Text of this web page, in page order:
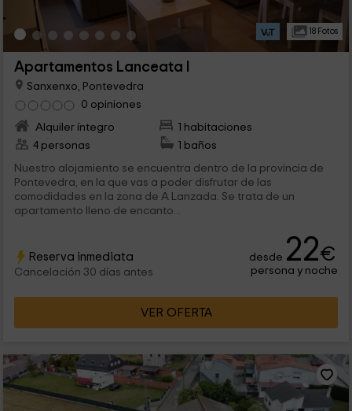
18 Fotos
Apartamentos Lanceata I
Sanxenxo, Pontevedra
0 opiniones
Alquiler íntegro
1 habitaciones
4 personas
1 baños
Nuestro alojamiento se encuentra dentro de la provincia de
Pontevedra, en la que vas a poder disfrutar de las
comodidades en la zona de A Lanzada. Se trata de un
apartamento lleno de encanto...
Reserva inmediata
Cancelación 30 días antes
desde 22€
persona y noche
VER OFERTA